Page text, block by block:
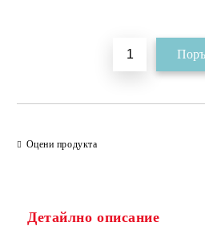
Оцени продукта
Детайлно описание